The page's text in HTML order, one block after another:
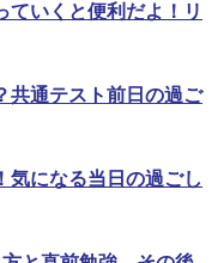
いくと便利だよ！リ
共通テスト前日の過ご
気になる当日の過ごし